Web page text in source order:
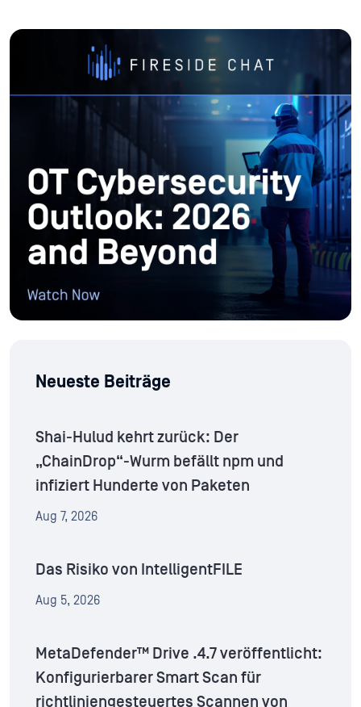
Neueste Beiträge
Shai-Hulud kehrt zurück: Der
„ChainDrop“-Wurm befällt npm und
infiziert Hunderte von Paketen
Aug 7, 2026
Das Risiko von IntelligentFILE
Aug 5, 2026
MetaDefender™ Drive .4.7 veröffentlicht:
Konfigurierbarer Smart Scan für
richtliniengesteuertes Scannen von